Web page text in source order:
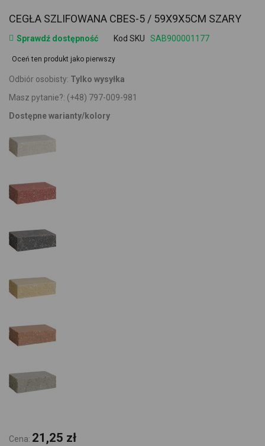
CEGŁA SZLIFOWANA CBES-5 / 59X9X5CM SZARY
Sprawdź dostępność Kod SKU SAB900001177
Oceń ten produkt jako pierwszy
Odbiór osobisty: Tylko wysyłka
Masz pytanie?: (+48) 797-009-981
Dostępne warianty/kolory
Cena: 21,25 zł